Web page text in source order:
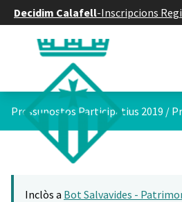
Decidim Calafell-Inscripcions
Pressupostos Participatius 2019 /
Inclòs a Bot Salvavides -